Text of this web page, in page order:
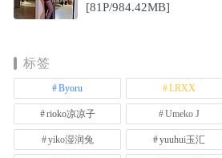
[81P/984.42MB]
标签
Byoru LRXX
rioko凉凉子 Umeko J
yiko湿润兔 yuuhui玉汇